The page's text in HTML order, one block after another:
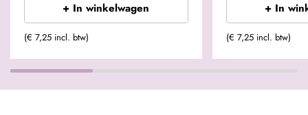
+ In winkelwagen
(€ 7,25 incl. btw)
+ In
(€ 7,25 incl. btw)